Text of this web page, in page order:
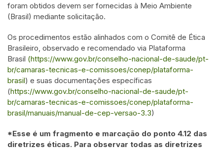
foram obtidos devem ser fornecidas à Meio Ambiente
(Brasil) mediante solicitação.
Os procedimentos estão alinhados com o Comitê de Ética
Brasileiro, observado e recomendado via Plataforma
Brasil (https://www.gov.br/conselho-nacional-de-saude/pt-
br/camaras-tecnicas-e-comissoes/conep/plataforma-
brasil) e suas documentações específicas
(https://www.gov.br/conselho-nacional-de-saude/pt-
br/camaras-tecnicas-e-comissoes/conep/plataforma-
brasil/manuais/manual-de-cep-versao-3.3)
*Esse é um fragmento e marcação do ponto 4.12 das
diretrizes éticas. Para observar todas as diretrizes